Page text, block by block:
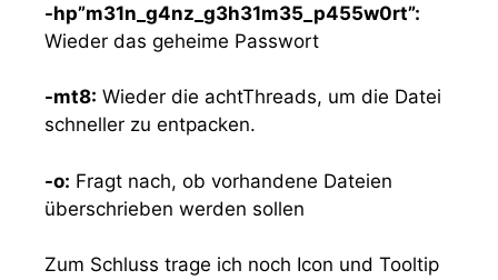
-hp”m31n_g4nz_g3h31m35_p455w0rt”:
Wieder das geheime Passwort
-mt8: Wieder die achtThreads, um die Datei
schneller zu entpacken.
-o: Fragt nach, ob vorhandene Dateien
überschrieben werden sollen
Zum Schluss trage ich noch Icon und Tooltip